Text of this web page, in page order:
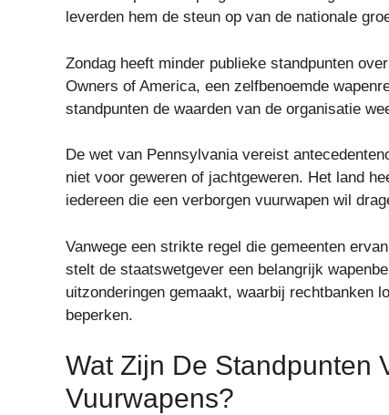
leverden hem de steun op van de nationale
Zondag heeft minder publieke standpunten
Owners of America, een zelfbenoemde
standpunten de waarden van de organisatie
De wet van Pennsylvania vereist
niet voor geweren of jachtgeweren. Het land
iedereen die een verborgen vuurwapen wil
Vanwege een strikte regel die gemeenten
stelt de staatswetgever een belangrijk
uitzonderingen gemaakt, waarbij rechtbanken
beperken.
Wat Zijn De Standpunten
Vuurwapens?